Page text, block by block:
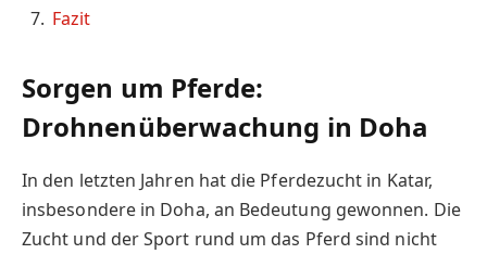
Fazit
Sorgen um Pferde:
Drohnenüberwachung in Doha
In den letzten Jahren hat die Pferdezucht in Katar,
insbesondere in Doha, an Bedeutung gewonnen. Die
Zucht und der Sport rund um das Pferd sind nicht